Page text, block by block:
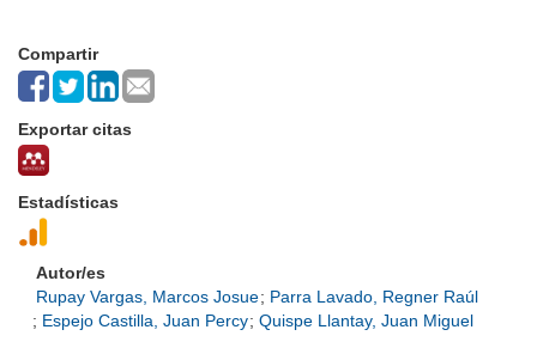
Compartir
Exportar citas
Estadísticas
Autor/es
Rupay Vargas, Marcos Josue; Parra Lavado, Regner Raúl
; Espejo Castilla, Juan Percy; Quispe Llantay, Juan Miguel